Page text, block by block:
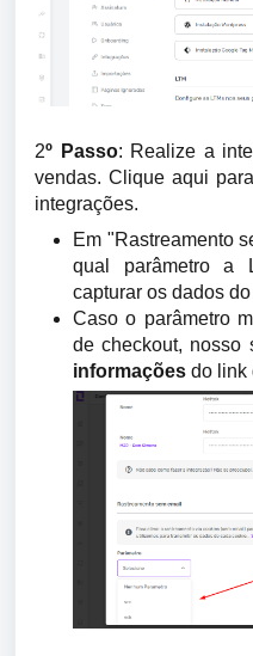
2º Passo: Realize a
vendas.Clique aqui
integrações.
Em "Rastreamento
qual parâmetro a
capturar os dados
Caso o parâmetro
de checkout, nosso
informações do link